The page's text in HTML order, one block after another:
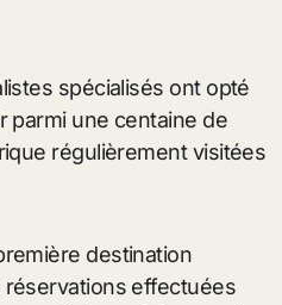
spécialisés ont opté
parmi une centaine de
régulièrement visitées
destination
effectuées